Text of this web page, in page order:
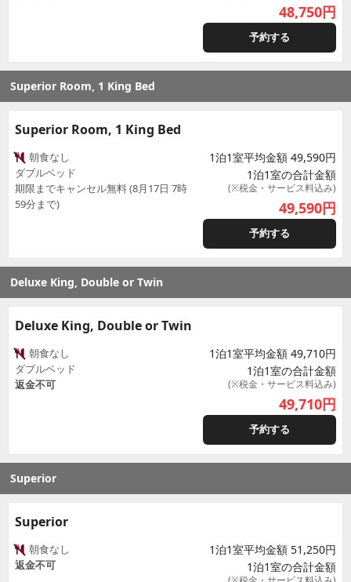
48,750円
予約する
Superior Room, 1 King Bed
Superior Room, 1 King Bed
朝食なし
ダブルベッド
期限までキャンセル無料 (8月17日 7時
59分まで)
1泊1室平均金額 49,590円
1泊1室の合計金額
(※税金・サービス料込み)
49,590円
予約する
Deluxe King, Double or Twin
Deluxe King, Double or Twin
朝食なし
ダブルベッド
返金不可
1泊1室平均金額 49,710円
1泊1室の合計金額
(※税金・サービス料込み)
49,710円
予約する
Superior
Superior
朝食なし
返金不可
1泊1室平均金額 51,250円
1泊1室の合計金額